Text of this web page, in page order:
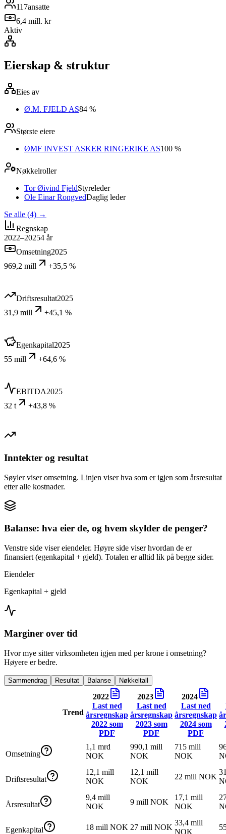
117ansatte
6,4 mill. kr
Aktiv
Eierskap & struktur
Eies av
Ø.M. FJELD AS84 %
Største eiere
ØMF INVEST ASKER RINGERIKE AS100 %
Nøkkelroller
Tor Øivind FjeldStyreleder
Ole Einar RongvedDaglig leder
Se alle (4) →
Regnskap
2022–20254 år
Omsetning2025
969,2 mill
+35,5 %
Driftsresultat2025
31,9 mill
+45,1 %
Egenkapital2025
55 mill
+64,6 %
EBITDA2025
32 t
+43,8 %
Inntekter og resultat
Søyler viser omsetning. Linjen viser hva som er igjen som årsresultat
etter alle kostnader.
Balanse: hva eier de, og hvem skylder de penger?
Venstre side viser eiendeler. Høyre side viser hvordan de er
finansiert (egenkapital + gjeld). Totalen er alltid lik på begge sider.
Eiendeler
Egenkapital + gjeld
Marginer over tid
Hvor mye sitter virksomheten igjen med per krone i omsetning?
Høyere er bedre.
Sammendrag Resultat Balanse Nøkkeltall
Trend
2022
Last ned
årsregnskap
2022som
PDF
2023
Last ned
årsregnskap
2023som
PDF
2024
Last ned
årsregnskap
2024som
PDF
Omsetning
1,1 mrd
NOK
990,1 mill
NOK
715 mill
NOK
Driftsresultat
12,1 mill
NOK
12,1 mill
NOK
22 mill NOK
Årsresultat
9,4 mill
NOK
9 mill NOK
17,1 mill
NOK
Egenkapital 18 mill NOK 27 mill NOK
33,4 mill
NOK